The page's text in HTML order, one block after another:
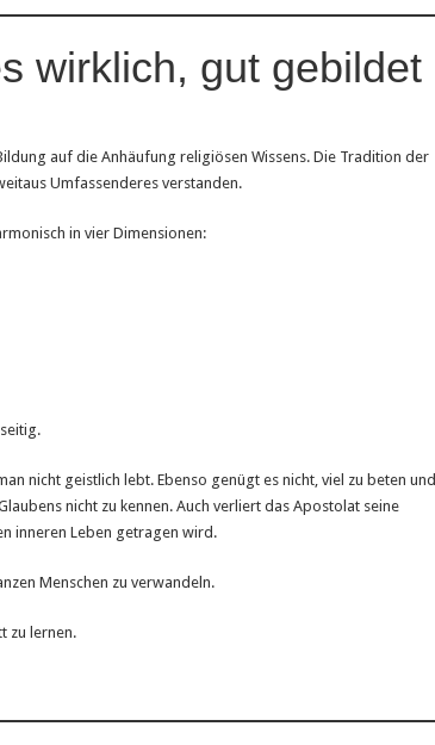
wirklich, gut gebildet
auf die Anhäufung religiösen Wissens. Die Tradition der
Umfassenderes verstanden.
in vier Dimensionen:
nicht geistlich lebt. Ebenso genügt es nicht, viel zu beten und
nicht zu kennen. Auch verliert das Apostolat seine
inneren Leben getragen wird.
Menschen zu verwandeln.
zu lernen.